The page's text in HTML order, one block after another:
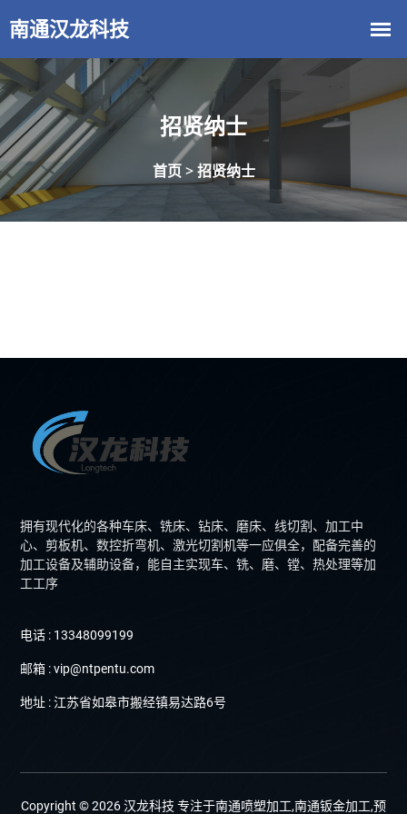
招贤纳士
首页 > 招贤纳士
拥有现代化的各种车床、铣床、钻床、磨床、线切割、加工中
心、剪板机、数控折弯机、激光切割机等一应俱全，配备完善的
加工设备及辅助设备，能自主实现车、铣、磨、镗、热处理等加
工工序
电话 : 13348099199
邮箱 : vip@ntpentu.com
地址 : 江苏省如皋市搬经镇易达路6号
Copyright © 2026 汉龙科技 专注于南通喷塑加工,南通钣金加工,预